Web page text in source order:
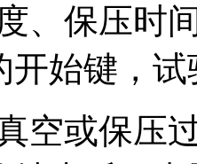
、保压时
开始键，
空或保压